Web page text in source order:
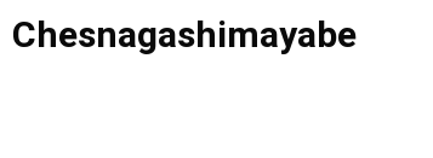
Saltar
Chesnagashimayabe